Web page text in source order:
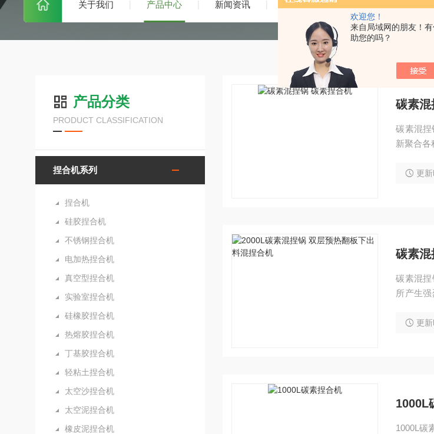
欢迎您！
来自局域网的朋友！
助您的吗？
关于我们 产品中心 新闻资讯 技术文章
产品分类
PRODUCT CLASSIFICATION
捏合机系列
捏合机
硅胶捏合机
不锈钢捏合机
电加热捏合机
真空型捏合机
实验室捏合机
硅橡胶捏合机
热熔胶捏合机
丁基胶捏合机
轻粘土捏合机
太空沙捏合机
太空泥捏合机
橡皮泥捏合机
碳素
碳素混捏
新聚合各
更
碳素
碳素混捏
所产生
香糖、
更
1000L
1000L碳